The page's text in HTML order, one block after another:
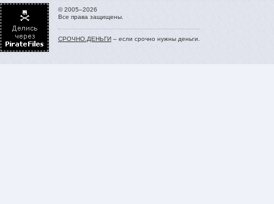
© 2005–2026
Все права защищены.
СРОЧНО.ДЕНЬГИ – если срочно нужны деньги.